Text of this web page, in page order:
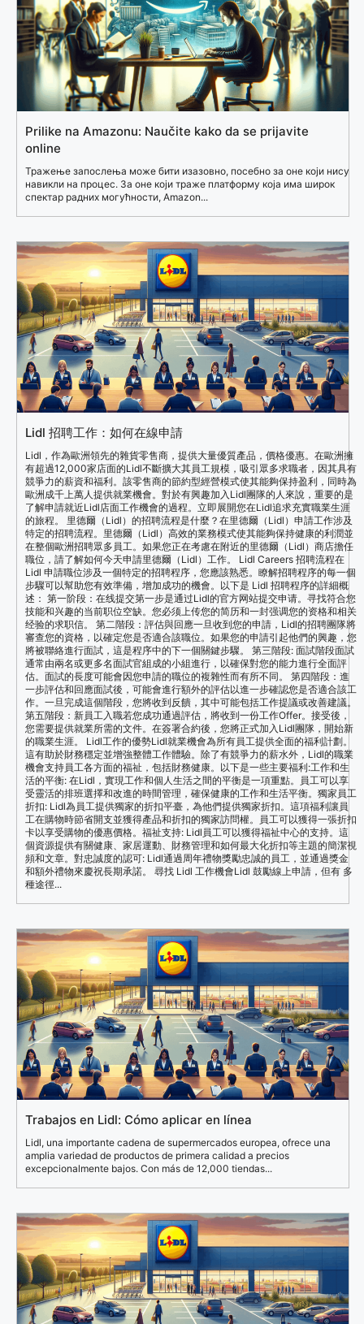
Prilike na Amazonu: Naučite kako da se prijavite
online
Тражење запослења може бити изазовно, посебно за оне који нису
навикли на процес. За оне који траже платформу која има широк
спектар радних могућности, Amazon...
Lidl 招聘工作：如何在線申請
Lidl，作為歐洲領先的雜貨零售商，提供大量優質產品，價格優惠。在歐洲擁
有超過12,000家店面的Lidl不斷擴大其員工規模，吸引眾多求職者，因其具有
競爭力的薪資和福利。該零售商的節約型經營模式使其能夠保持盈利，同時為
歐洲成千上萬人提供就業機會。對於有興趣加入Lidl團隊的人來說，重要的是
了解申請就近Lidl店面工作機會的過程。立即展開您在Lidl追求充實職業生涯
的旅程。 里德爾（Lidl）的招聘流程是什麼？在里德爾（Lidl）申請工作涉及
特定的招聘流程。里德爾（Lidl）高效的業務模式使其能夠保持健康的利潤並
在整個歐洲招聘眾多員工。如果您正在考慮在附近的里德爾（Lidl）商店擔任
職位，請了解如何今天申請里德爾（Lidl）工作。 Lidl Careers 招聘流程在
Lidl 申請職位涉及一個特定的招聘程序，您應該熟悉。瞭解招聘程序的每一個
步驟可以幫助您有效準備，增加成功的機會。以下是 Lidl 招聘程序的詳細概
述： 第一阶段：在线提交第一步是通过Lidl的官方网站提交申请。寻找符合您
技能和兴趣的当前职位空缺。您必须上传您的简历和一封强调您的资格和相关
经验的求职信。 第二階段：評估與回應一旦收到您的申請，Lidl的招聘團隊將
審查您的資格，以確定您是否適合該職位。如果您的申請引起他們的興趣，您
將被聯絡進行面試，這是程序中的下一個關鍵步驟。 第三階段: 面試階段面試
通常由兩名或更多名面試官組成的小組進行，以確保對您的能力進行全面評
估。面試的長度可能會因您申請的職位的複雜性而有所不同。 第四階段：進
一步評估和回應面試後，可能會進行額外的評估以進一步確認您是否適合該工
作。一旦完成這個階段，您將收到反饋，其中可能包括工作提議或改善建議。
第五階段：新員工入職若您成功通過評估，將收到一份工作Offer。接受後，
您需要提供就業所需的文件。在簽署合約後，您將正式加入Lidl團隊，開始新
的職業生涯。 Lidl工作的優勢Lidl就業機會為所有員工提供全面的福利計劃。
這有助於財務穩定並增強整體工作體驗。除了有競爭力的薪水外，Lidl的職業
機會支持員工各方面的福祉，包括財務健康。以下是一些主要福利:工作和生
活的平衡: 在Lidl，實現工作和個人生活之間的平衡是一項重點。員工可以享
受靈活的排班選擇和改進的時間管理，確保健康的工作和生活平衡。獨家員工
折扣: Lidl為員工提供獨家的折扣平臺，為他們提供獨家折扣。這項福利讓員
工在購物時節省開支並獲得產品和折扣的獨家訪問權。員工可以獲得一張折扣
卡以享受購物的優惠價格。福祉支持: Lidl員工可以獲得福祉中心的支持。這
個資源提供有關健康、家居運動、財務管理和如何最大化折扣等主題的簡潔視
頻和文章。對忠誠度的認可: Lidl通過周年禮物獎勵忠誠的員工，並通過獎金
和額外禮物來慶祝長期承諾。 尋找 Lidl 工作機會Lidl 鼓勵線上申請，但有 多
種途徑...
Trabajos en Lidl: Cómo aplicar en línea
Lidl, una importante cadena de supermercados europea, ofrece una
amplia variedad de productos de primera calidad a precios
excepcionalmente bajos. Con más de 12,000 tiendas...